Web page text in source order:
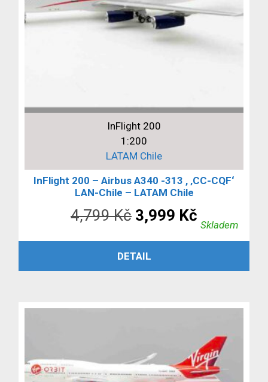
InFlight 200
1:200
LATAM Chile
InFlight 200 – Airbus A340 -313 , ‚CC-CQF‘
LAN-Chile – LATAM Chile
4,799Kč Původní
cena
byla:
3,999 Kč
cena
Skladem
PŘIDAT DO KOŠÍKU
DETAIL